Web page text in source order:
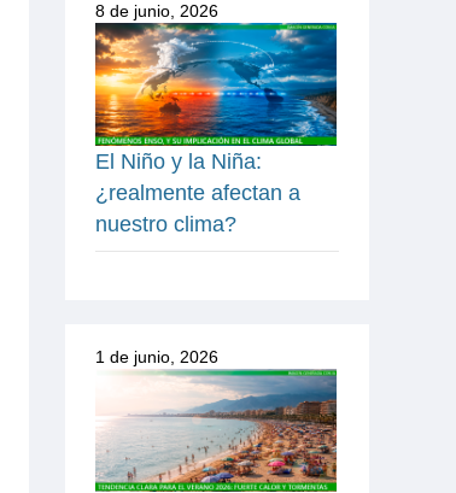
8 de junio, 2026
El Niño y la Niña:
¿realmente afectan a
nuestro clima?
1 de junio, 2026